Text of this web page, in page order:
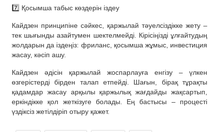
7️⃣ Қосымша табыс көздерін іздеу
Кайдзен принципіне сәйкес, қаржылай тәуелсіздікке жету –
тек шығынды азайтумен шектелмейді. Кірісіңізді ұлғайтудың
жолдарын да іздеңіз: фриланс, қосымша жұмыс, инвестиция
жасау, кәсіп ашу.
Кайдзен әдісін қаржылай жоспарлауға енгізу – үлкен
өзгерістерді бірден талап етпейді. Шағын, бірақ тұрақты
қадамдар жасау арқылы қаржылық жағдайды жақсартып,
еркіндікке қол жеткізуге болады. Ең бастысы – процесті
үздіксіз жетілдіріп отыру қажет.